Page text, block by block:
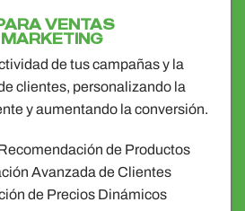
VENTAS
de tus campañas y la
clientes, personalizando la
y aumentando la conversión.
de Productos
Avanzada de Clientes
de Precios Dinámicos